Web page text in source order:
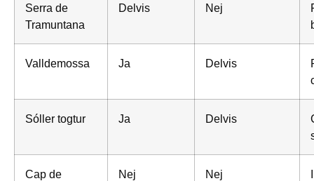
Serra de
Tramuntana
Delvis Nej
Valldemossa Ja Delvis
Sóller togtur Ja Delvis
Cap de
Nej Nej